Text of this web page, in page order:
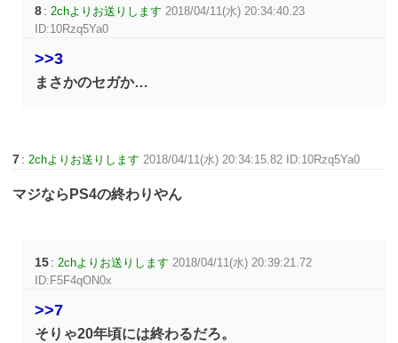
8 :2chよりお送りします 2018/04/11(水) 20:34:40.23
ID:10Rzq5Ya0
>>3
まさかのセガか…
7 :2chよりお送りします 2018/04/11(水) 20:34:15.82 ID:10Rzq5Ya0
マジならPS4の終わりやん
15 :2chよりお送りします 2018/04/11(水) 20:39:21.72
ID:F5F4qON0x
>>7
そりゃ20年頃には終わるだろ。